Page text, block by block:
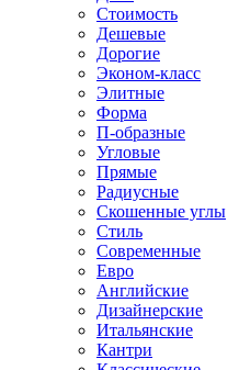
Стоимость
Дешевые
Дорогие
Эконом-класс
Элитные
Форма
П-образные
Угловые
Прямые
Радиусные
Скошенные углы
Стиль
Современные
Евро
Английские
Дизайнерские
Итальянские
Кантри